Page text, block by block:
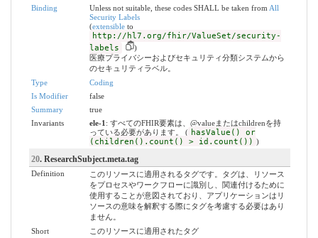
Binding
Unless not suitable, these codes SHALL be taken from All
Security Labels
(extensibleto
http://hl7.org/fhir/ValueSet/security-
labels
)
医療プライバシーおよびセキュリティ分類システムから
のセキュリティラベル。
Type
Coding
Is Modifier
false
Summary
true
Invariants
ele-1 : すべてのFHIR要素は、@valueまたはchildrenを持
っている必要があります。 ( hasValue() or
(children().count() > id.count()) )
20. ResearchSubject.meta.tag
Definition
このリソースに適用されるタグです。タグは、リソース
をプロセスやワークフローに識別し、関連付けるために
使用することが意図されており、アプリケーションはリ
ソースの意味を解釈する際にタグを考慮する必要はあり
ません。
Short
このリソースに適用されたタグ